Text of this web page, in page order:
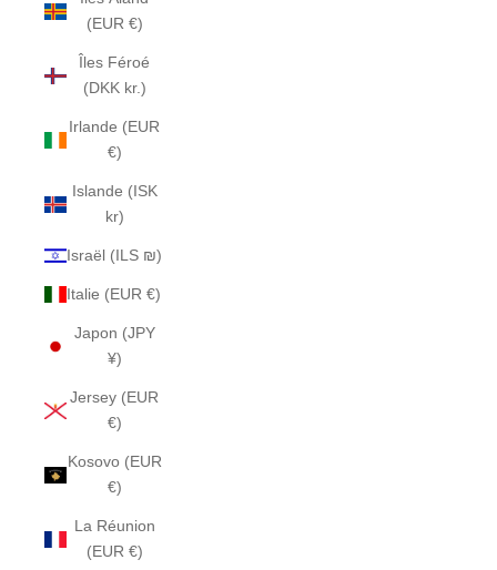
(EUR €)
Îles Féroé
(DKK kr.)
Irlande (EUR
€)
Islande (ISK
kr)
Israël (ILS ₪)
Italie (EUR €)
Japon (JPY
¥)
Jersey (EUR
€)
Kosovo (EUR
€)
La Réunion
(EUR €)